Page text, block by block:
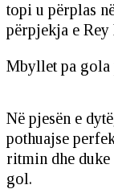
topi u përplas
përpjekja e Rey
Mbyllet pa gola
Në pjesën e
pothuajse
ritmin dhe
gol.